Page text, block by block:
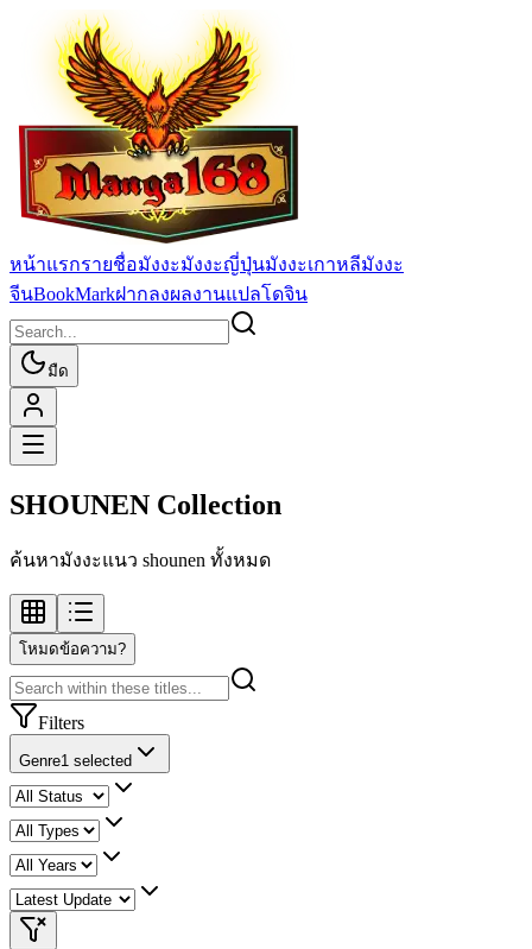
หน้าแรกรายชื่อมังงะมังงะญี่ปุ่นมังงะเกาหลีมังงะ
จีนBookMarkฝากลงผลงานแปลโดจิน
มืด
SHOUNEN Collection
ค้นหามังงะแนว shounen ทั้งหมด
โหมดข้อความ?
Filters
Genre1 selected